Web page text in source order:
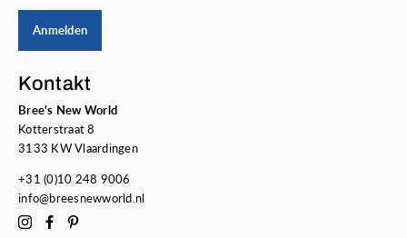
Anmelden
Kontakt
Bree's New World
Kotterstraat 8
3133 KW Vlaardingen
+31 (0)10 248 9006
info@breesnewworld.nl